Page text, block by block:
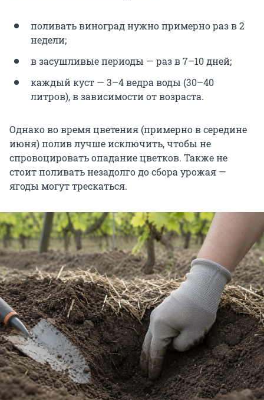
поливать виноград нужно примерно раз в 2
недели;
в засушливые периоды — раз в 7–10 дней;
каждый куст — 3–4 ведра воды (30–40
литров), в зависимости от возраста.
Однако во время цветения (примерно в середине
июня) полив лучше исключить, чтобы не
спровоцировать опадание цветков. Также не
стоит поливать незадолго до сбора урожая —
ягоды могут трескаться.